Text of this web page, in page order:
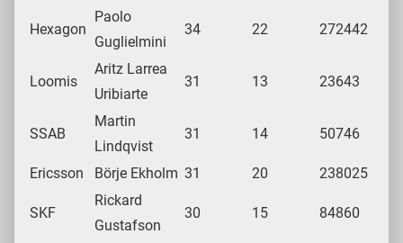
Hexagon
Paolo
Guglielmini
34 22 272442
Loomis
Aritz Larrea
Uribiarte
31 13 23643
SSAB
Martin
Lindqvist
31 14 50746
Ericsson Börje Ekholm 31 20 238025
SKF
Rickard
Gustafson
30 15 84860